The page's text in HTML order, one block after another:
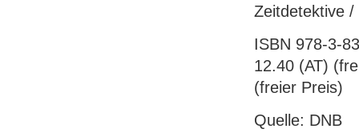
Zeitdetektive
ISBN 978-3-
12.40 (AT)
(freier Preis)
Quelle: DNB